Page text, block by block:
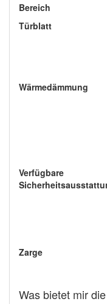
Bereich
Türblatt
Wärmedämmung
Verfügbare
Zarge
Was bietet mir